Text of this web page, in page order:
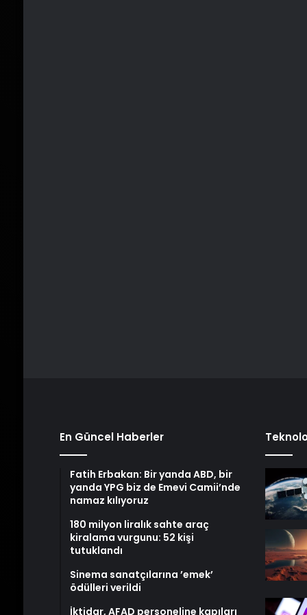
En Güncel Haberler
Fatih Erbakan: Bir yanda ABD, bir
yanda YPG biz de Emevi Camii’nde
namaz kılıyoruz
180 milyon liralık sahte araç
kiralama vurgunu: 52 kişi
tutuklandı
Sinema sanatçılarına ’emek’
ödülleri verildi
İktidar, AFAD personeline kapıları